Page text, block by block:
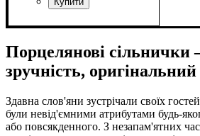
Порцелянові сільнички
зручність,
Здавна слов'яни зустрічали своїх
були невід'ємними атрибутами будь-
або повсякденного. З незапам'ятних